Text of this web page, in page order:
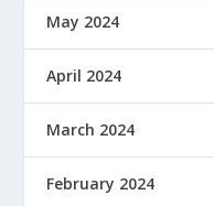
May 2024
April 2024
March 2024
February 2024